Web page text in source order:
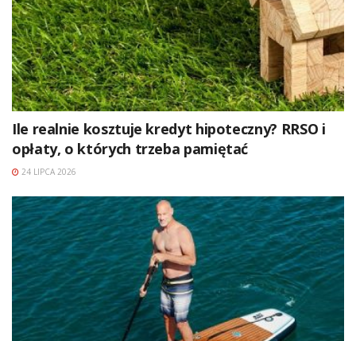
Ile realnie kosztuje kredyt hipoteczny? RRSO i
opłaty, o których trzeba pamiętać
24 LIPCA 2026